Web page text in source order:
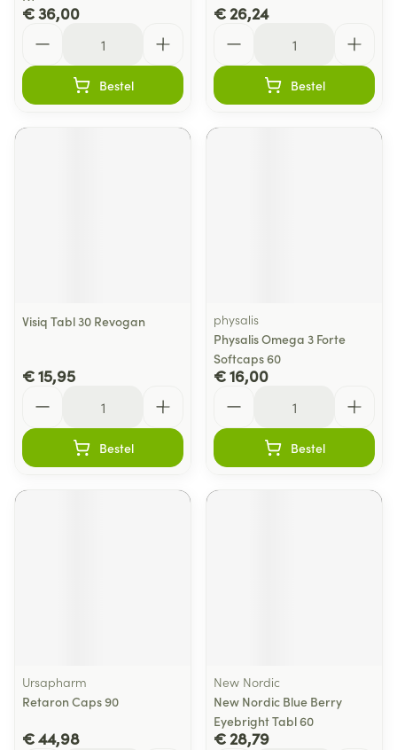
€ 36,00
Bestel
€ 26,24
Bestel
Visiq Tabl 30 Revogan
€ 15,95
Bestel
physalis
Physalis Omega 3 Forte
Softcaps 60
€ 16,00
Bestel
Ursapharm
Retaron Caps 90
€ 44,98
New Nordic
New Nordic Blue Berry
Eyebright Tabl 60
€ 28,79